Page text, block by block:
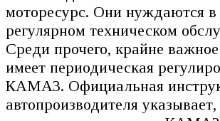
моторесурс. Они нуждаются в
регулярном техническом
Среди прочего, крайне
имеет периодическая
КАМАЗ. Официальная
автопроизводителя указывает,